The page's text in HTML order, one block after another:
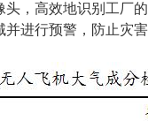
，高效地识别工厂
进行预警，防止灾害